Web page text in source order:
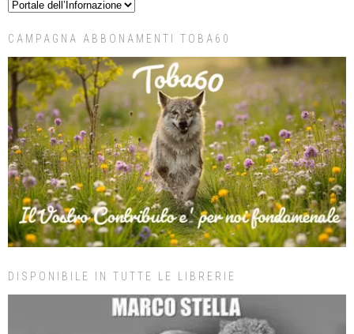
CAMPAGNA ABBONAMENTI TOBA60
DISPONIBILE IN TUTTE LE LIBRERIE